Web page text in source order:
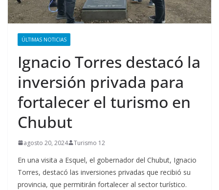
ÚLTIMAS NOTICIAS
Ignacio Torres destacó la
inversión privada para
fortalecer el turismo en
Chubut
agosto 20, 2024 Turismo 12
En una visita a Esquel, el gobernador del Chubut, Ignacio
Torres, destacó las inversiones privadas que recibió su
provincia, que permitirán fortalecer al sector turístico.